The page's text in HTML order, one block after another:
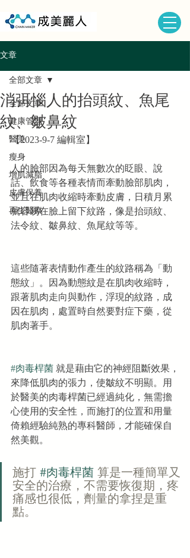
文章
全部文章
健康管理
醫美
瘦身
增肌減脂
皮膚保養
再生醫療
全部文章
消弭惱人的抬頭紋、魚尾
紋、皺鼻紋
【2023-9-7 編輯室】
人的臉部因為每天無數次的眨眼、說
話、飲食等各種表情而牽動臉部肌肉，
並且在肌肉收縮時牽動皮膚，日積月累
就容易在臉上留下紋路，像是抬頭紋、
法令紋、皺鼻紋、魚尾紋等等。
這些隨著表情動作產生的紋路稱為「動
態紋」。因為動態紋是在肌肉收縮時，
跟著肌肉走向與動作，浮現的紋路，成
因在肌肉，處置時自然要對症下藥，從
肌肉著手。
#肉毒桿菌 就是藉由它的神經阻斷效果，
來降低肌肉的張力，使皺紋不明顯。用
於醫美的肉毒桿菌已經過純化，無需擔
心使用的安全性，而施打的位置和用量
倚賴經驗純熟的專科醫師，才能確保自
然美觀。
施打 #肉毒桿菌 算是一種簡單又
安全的治療，不需要恢復期，疼
痛感也很低，劑量的拿捏是重
點。